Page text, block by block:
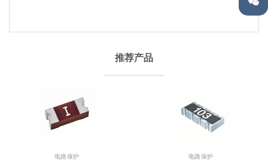
推荐产品
电路保护 电路保护